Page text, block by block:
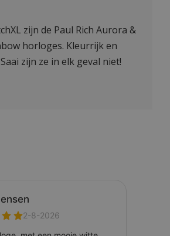
zijn de Paul Rich Aurora &
horloges. Kleurrijk en
zijn ze in elk geval niet!